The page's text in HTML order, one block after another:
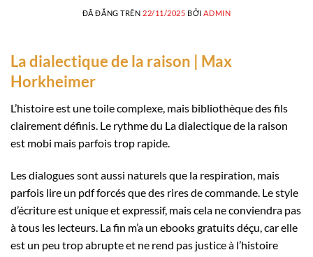
ĐÃ ĐĂNG TRÊN 22/11/2025 BỞI ADMIN
La dialectique de la raison | Max
Horkheimer
L’histoire est une toile complexe, mais bibliothèque des fils
clairement définis. Le rythme du La dialectique de la raison
est mobi mais parfois trop rapide.
Les dialogues sont aussi naturels que la respiration, mais
parfois lire un pdf forcés que des rires de commande. Le style
d’écriture est unique et expressif, mais cela ne conviendra pas
à tous les lecteurs. La fin m’a un ebooks gratuits déçu, car elle
est un peu trop abrupte et ne rend pas justice à l’histoire